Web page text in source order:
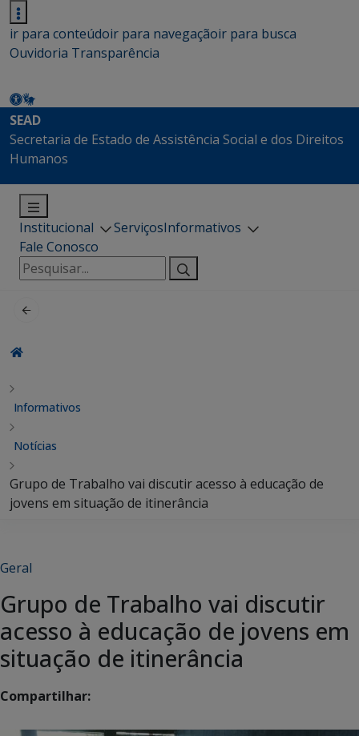
ir para conteúdoir para navegaçãoir para busca
Ouvidoria Transparência
SEAD
Secretaria de Estado de Assistência Social e dos Direitos
Humanos
Institucional ServiçosInformativos
Fale Conosco
Pesquisar
por:
Informativos
Notícias
Grupo de Trabalho vai discutir acesso à educação de
jovens em situação de itinerância
Geral
Grupo de Trabalho vai discutir
acesso à educação de jovens em
situação de itinerância
Compartilhar: